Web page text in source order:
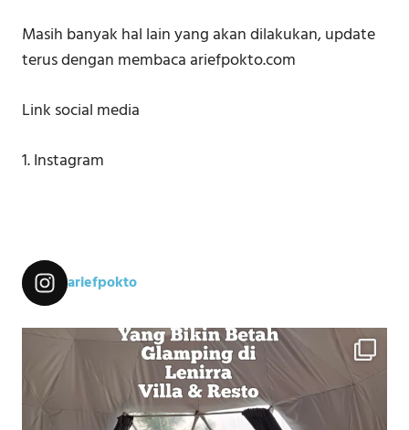
Masih banyak hal lain yang akan dilakukan, update
terus dengan membaca ariefpokto.com
Link social media
1. Instagram
ariefpokto